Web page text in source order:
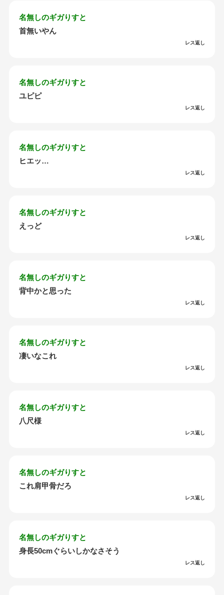
名無しのギガりすと
首無いやん
レス返し
名無しのギガりすと
ユピピ
レス返し
名無しのギガりすと
ヒエッ…
レス返し
名無しのギガりすと
えっど
レス返し
名無しのギガりすと
背中かと思った
レス返し
名無しのギガりすと
凄いなこれ
レス返し
名無しのギガりすと
八尺様
レス返し
名無しのギガりすと
これ肩甲骨だろ
レス返し
名無しのギガりすと
身長50cmぐらいしかなさそう
レス返し